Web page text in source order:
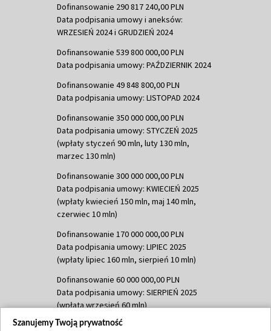
Dofinansowanie 290 817 240,00 PLN
Data podpisania umowy i aneksów:
WRZESIEŃ 2024 i GRUDZIEŃ 2024
Dofinansowanie 539 800 000,00 PLN
Data podpisania umowy: PAŹDZIERNIK 2024
Dofinansowanie 49 848 800,00 PLN
Data podpisania umowy: LISTOPAD 2024
Dofinansowanie 350 000 000,00 PLN
Data podpisania umowy: STYCZEŃ 2025
(wpłaty styczeń 90 mln, luty 130 mln,
marzec 130 mln)
Dofinansowanie 300 000 000,00 PLN
Data podpisania umowy: KWIECIEŃ 2025
(wpłaty kwiecień 150 mln, maj 140 mln,
czerwiec 10 mln)
Dofinansowanie 170 000 000,00 PLN
Data podpisania umowy: LIPIEC 2025
(wpłaty lipiec 160 mln, sierpień 10 mln)
Dofinansowanie 60 000 000,00 PLN
Data podpisania umowy: SIERPIEŃ 2025
(wpłata wrzesień 60 mln)
Dofinansowanie 635 783 051,21 PLN
Szanujemy Twoją prywatność